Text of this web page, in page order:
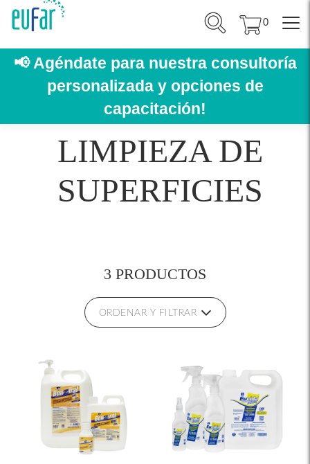
0
📢Agéndate para nuestra consultoría
personalizada y opciones de
capacitación!
LIMPIEZA DE
SUPERFICIES
3 PRODUCTOS
ORDENAR Y FILTRAR